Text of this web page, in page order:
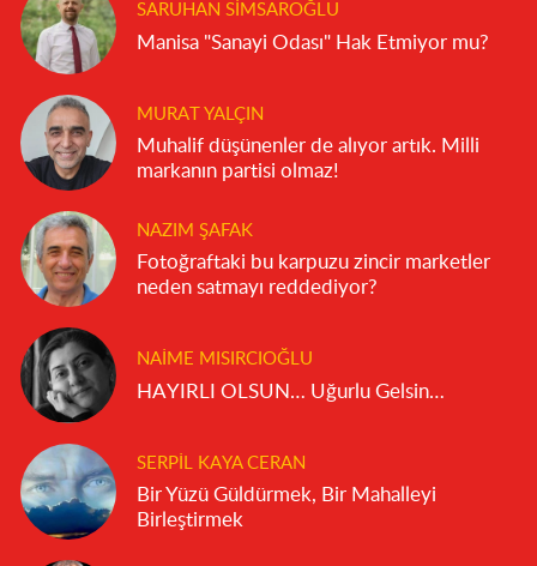
SARUHAN SIMSAROĞLU
Manisa "Sanayi Odası" Hak Etmiyor mu?
MURAT YALÇIN
Muhalif düşünenler de alıyor artık. Milli
markanın partisi olmaz!
NAZIM ŞAFAK
Fotoğraftaki bu karpuzu zincir marketler
neden satmayı reddediyor?
NAIME MISIRCIOĞLU
HAYIRLI OLSUN… Uğurlu Gelsin…
SERPIL KAYA CERAN
Bir Yüzü Güldürmek, Bir Mahalleyi
Birleştirmek